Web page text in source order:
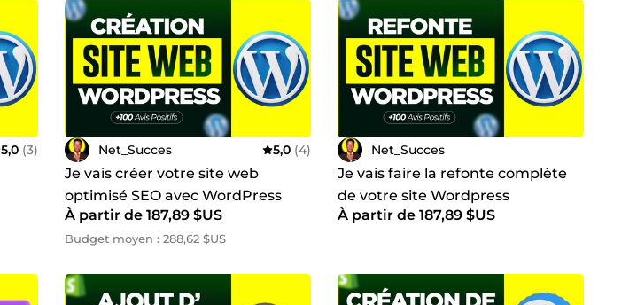
5,0 (3) Net_Succes 5,0 (4)
Je vais créer votre site web
optimisé SEO avec WordPress
À partir de 187,89 $US
Budget moyen : 288,62 $US
Net_Succes
Je vais faire la refonte complète
de votre site Wordpress
À partir de 187,89 $US